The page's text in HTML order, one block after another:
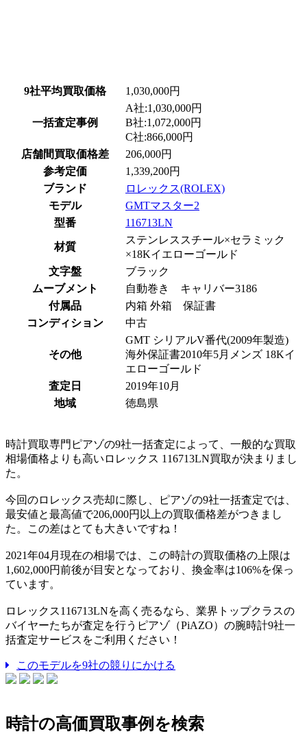
9社平均買取価格 1,030,000円
一括査定事例
A社:1,030,000円
B社:1,072,000円
C社:866,000円
店舗間買取価格差
206,000円
参考定価
1,339,200円
ブランド
ロレックス(ROLEX)
モデル
GMTマスター2
型番
116713LN
材質
ステンレススチール×セラミック
×18Kイエローゴールド
文字盤
ブラック
ムーブメント
自動巻き キャリバー3186
付属品
内箱 外箱 保証書
コンディション
中古
その他
GMT シリアルV番代(2009年製造)
海外保証書2010年5月メンズ 18Kイ
エローゴールド
査定日
2019年10月
地域
徳島県
時計買取専門ピアゾの9社一括査定によって、一般的な買取
相場価格よりも高いロレックス 116713LN買取が決まりまし
た。
今回のロレックス売却に際し、ピアゾの9社一括査定では、
最安値と最高値で206,000円以上の買取価格差がつきまし
た。この差はとても大きいですね！
2021年04月現在の相場では、この時計の買取価格の上限は
1,602,000円前後が目安となっており、換金率は106%を保っ
ています。
ロレックス116713LNを高く売るなら、業界トップクラスの
バイヤーたちが査定を行うピアゾ（PiAZO）の腕時計9社一
括査定サービスをご利用ください！
このモデルを9社の競りにかける
時計の高価買取事例を検索